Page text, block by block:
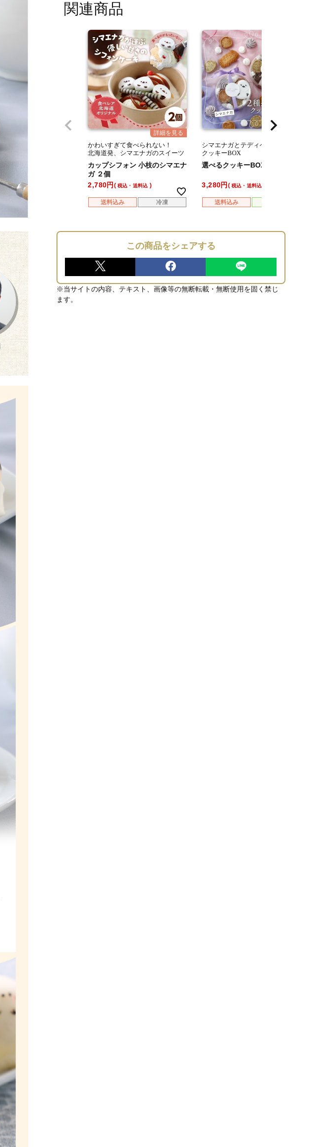
関連商品
かわいすぎて食べられない！
北海道発、シマエナガのスイーツ
カップシフォン 小枝のシマエナ
ガ ２個
送料込み 冷凍
2,780 税込・送料込
シマエナガとテディベア：選べる
クッキーBOX
選べるクッキーBOX
送料込み
3,280 税込・送料込
この商品をシェアする
※当サイトの内容、テキスト、画像等の無断転載・無断使用を固く禁じ
ます。